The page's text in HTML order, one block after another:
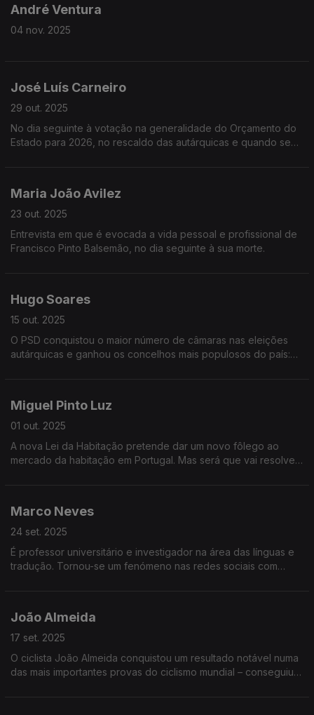
André Ventura
04 nov. 2025
José Luís Carneiro
29 out. 2025
No dia seguinte à votação na generalidade do Orçamento do
Estado para 2026, no rescaldo das autárquicas e quando se
Maria João Avilez
23 out. 2025
Entrevista em que é evocada a vida pessoal e profissional de
Francisco Pinto Balsemão, no dia seguinte à sua morte.
Hugo Soares
15 out. 2025
O PSD conquistou o maior número de câmaras nas eleições
autárquicas e ganhou os concelhos mais populosos do país:
Miguel Pinto Luz
01 out. 2025
A nova Lei da Habitação pretende dar um novo fôlego ao
mercado da habitação em Portugal. Mas será que vai resolver
Marco Neves
24 set. 2025
É professor universitário e investigador na área das línguas e
tradução. Tornou-se um fenómeno nas redes sociais com
João Almeida
17 set. 2025
O ciclista João Almeida conquistou um resultado notável numa
das mais importantes provas do ciclismo mundial – conseguiu o